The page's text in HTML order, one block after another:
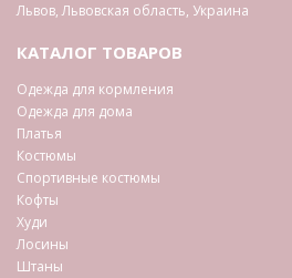
Львов,Львовская область, Украина
КАТАЛОГ ТОВАРОВ
Одежда для кормления
Одежда для дома
Платья
Костюмы
Спортивные костюмы
Кофты
Худи
Лосины
Штаны